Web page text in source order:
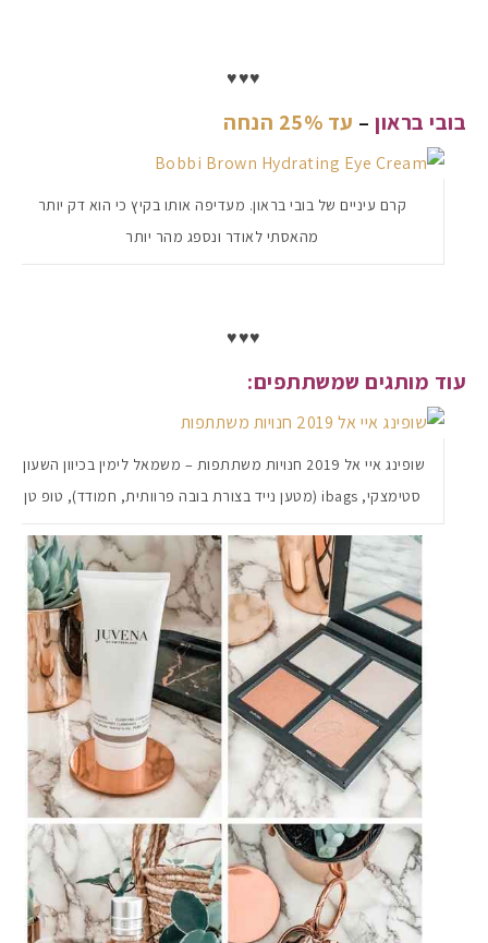
♥♥♥
בובי בראון – עד 25% הנחה
קרם עיניים של בובי בראון. מעדיפה אותו בקיץ כי הוא דק יותר
מהאסתי לאודר ונספג מהר יותר
♥♥♥
עוד מותגים שמשתתפים:
שופינג איי אל 2019 חנויות משתתפות – משמאל לימין בכיוון השעון:
סטימצקי, ibags (מטען נייד בצורת בובה פרוותית, חמודד), טופ טן